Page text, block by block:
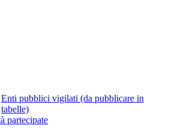
Enti pubblici vigilati (da pubblicare in
tabelle)
partecipate